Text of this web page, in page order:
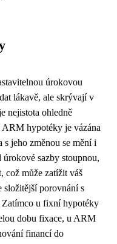
úrokovou
lákavě, ale skrývají v
nejistota ohledně
hypotéky je vázána
jeho změnou se mění i
sazby stoupnou,
což může zatížit váš
složitější porovnání s
u fixní hypotéky
dobu fixace, u ARM
financí do